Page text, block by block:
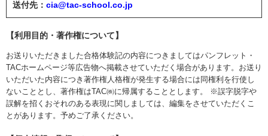
送付先： cia@tac-school.co.jp
【利用目的・著作権について】
お送りいただきました合格体験記の内容につきましてはパンフレット・
TACホームページ等広告物へ掲載させていただく場合があります。お送り
いただいた内容につき著作権人格権が発生する場合には同権利を行使し
ないこととし、著作権はTAC㈱に帰属することとします。 ※誤字脱字や
誤解を招くおそれのある表現に関しましては、編集をさせていただくこ
とがあります。予めご了承ください。